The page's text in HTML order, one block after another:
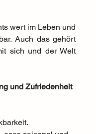
wert im Leben und
Auch das gehört
sich und der Welt
und Zufriedenheit